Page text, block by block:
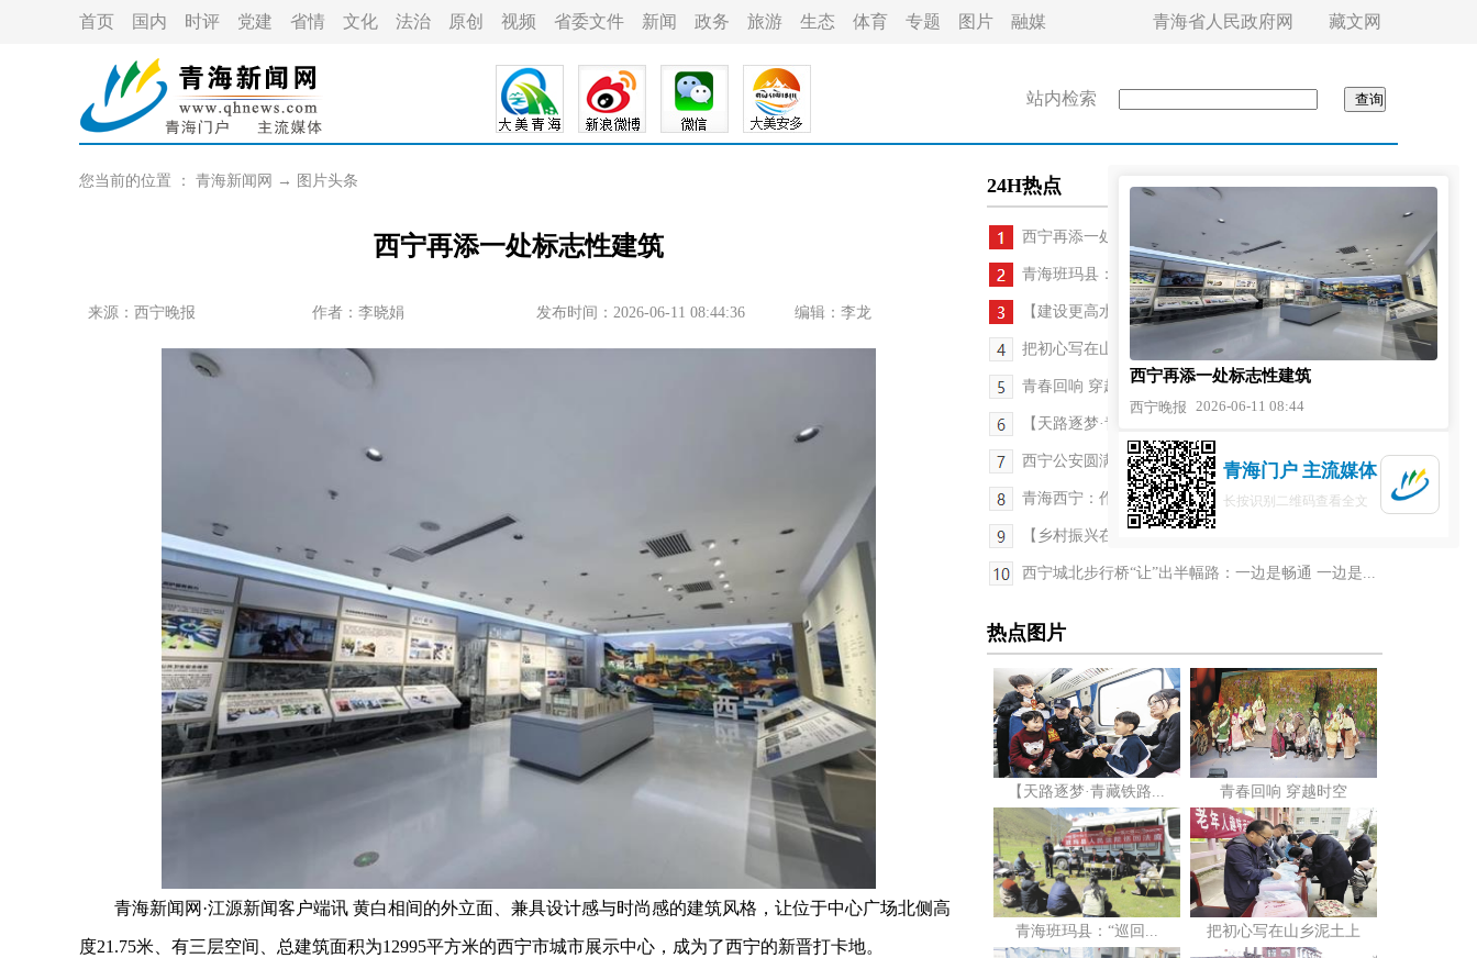
首页 国内 时评 党建 省情 文化 法治 原创 视频 省委文件 新闻 政务 旅游 生态 体育 专题 图片 融媒 青海省人民政府网 藏文网
站内检索
您当前的位置 ： 青海新闻网 → 图片头条
西宁再添一处标志性建筑
来源：西宁晚报 作者： 李晓娟 发布时间：2026-06-11 08:44:36 编辑：李龙
青海新闻网·江源新闻客户端讯 黄白相间的外立面、兼具设计感与时尚感的建筑风格，让位于中心广场北侧高
度21.75米、有三层空间、总建筑面积为12995平方米的西宁市城市展示中心，成为了西宁的新晋打卡地。
24H热点
西宁再添一处标志性建筑
青海班玛县：“巡回法庭”让矛盾止于乡野
【建设更高水平平安青海】牧场深处的“枫桥式公安...
把初心写在山乡泥土上
青春回响 穿越时空
【天路逐梦·青藏铁路通车20周年纪行】“天路”上，...
西宁公安圆满完成2026年全国普通高考安保工作
青海西宁：作家进校园点亮学子“文学梦”
【乡村振兴在青海】一枚鲜蛋托起乡村振兴新愿景
西宁城北步行桥“让”出半幅路：一边是畅通 一边是...
热点图片
【天路逐梦·青藏铁路... 青春回响 穿越时空
青海班玛县：“巡回... 把初心写在山乡泥土上
西宁再添一处标志性建筑
西宁晚报 2026-06-11 08:44
青海门户 主流媒体
长按识别二维码查看全文